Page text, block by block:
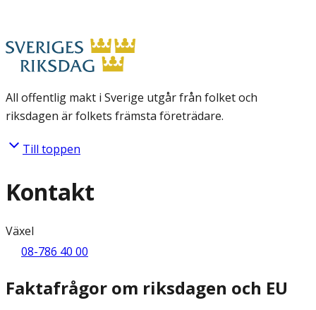
All offentlig makt i Sverige utgår från folket och
riksdagen är folkets främsta företrädare.
Till toppen
Kontakt
Växel
08-786 40 00
Faktafrågor om riksdagen och EU